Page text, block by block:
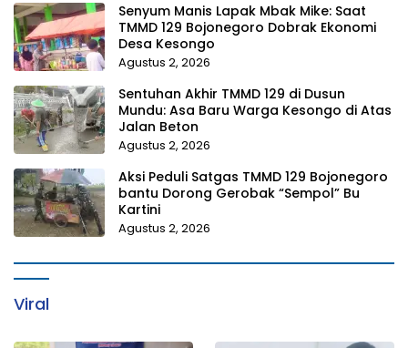
Senyum Manis Lapak Mbak Mike: Saat
TMMD 129 Bojonegoro Dobrak Ekonomi
Desa Kesongo
Agustus 2, 2026
Sentuhan Akhir TMMD 129 di Dusun
Mundu: Asa Baru Warga Kesongo di Atas
Jalan Beton
Agustus 2, 2026
Aksi Peduli Satgas TMMD 129 Bojonegoro
bantu Dorong Gerobak “Sempol” Bu
Kartini
Agustus 2, 2026
Viral